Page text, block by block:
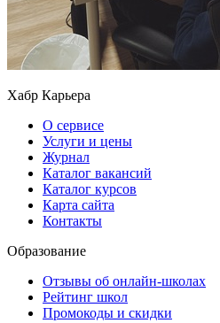
Хабр Карьера
О сервисе
Услуги и цены
Журнал
Каталог вакансий
Каталог курсов
Карта сайта
Контакты
Образование
Отзывы об онлайн-школах
Рейтинг школ
Промокоды и скидки